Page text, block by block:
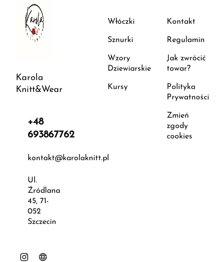
Karola
Knitt&Wear
+48
693867762
kontakt@karolaknitt.pl
Ul.
Źródlana
45, 71-
052
Szczecin
Włóczki
Sznurki
Wzory
Dziewiarskie
Kursy
Kontakt
Regulamin
Jak zwrócić
towar?
Polityka
Prywatności
Zmień
zgody
cookies